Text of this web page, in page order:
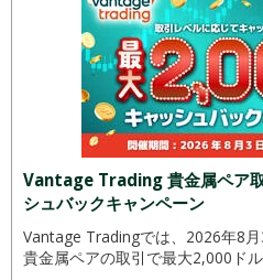
Vantage Trading 貴金属ペア
シュバックキャンペーン
Vantage Tradingでは、2026年8月
貴金属ペアの取引で最大2,000ド